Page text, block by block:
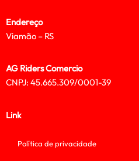
Endereço
Viamão – RS
AG Riders Comercio
CNPJ: 45.665.309/0001-39
Link
Política de privacidade